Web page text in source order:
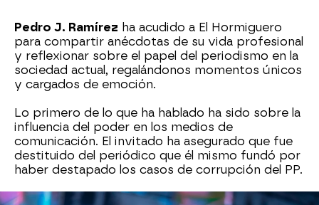
Pedro J. Ramírez ha acudido a El Hormiguero
para compartir anécdotas de su vida profesional
y reflexionar sobre el papel del periodismo en la
sociedad actual, regalándonos momentos únicos
y cargados de emoción.
Lo primero de lo que ha hablado ha sido sobre la
influencia del poder en los medios de
comunicación. El invitado ha asegurado que fue
destituido del periódico que él mismo fundó por
haber destapado los casos de corrupción del PP.